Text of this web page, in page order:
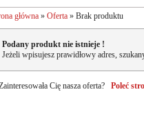
główna » Oferta » Brak produktu
Podany produkt nie istnieje !
Jeżeli wpisujesz prawidłowy adres,
Cię nasza oferta? Poleć